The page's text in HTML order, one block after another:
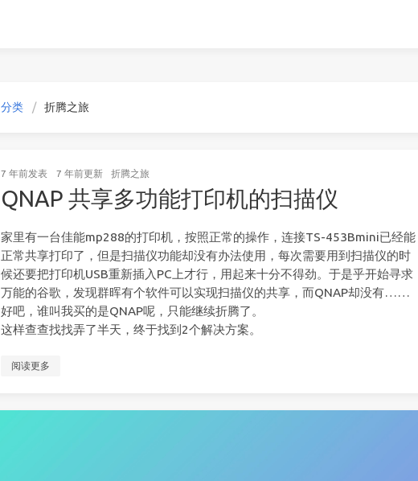
分类 折腾之旅
7 年前发表 7 年前更新 折腾之旅
QNAP 共享多功能打印机的扫描仪
家里有一台佳能mp288的打印机，按照正常的操作，连接TS-453Bmini已经能
正常共享打印了，但是扫描仪功能却没有办法使用，每次需要用到扫描仪的时
候还要把打印机USB重新插入PC上才行，用起来十分不得劲。于是乎开始寻求
万能的谷歌，发现群晖有个软件可以实现扫描仪的共享，而QNAP却没有……
好吧，谁叫我买的是QNAP呢，只能继续折腾了。
这样查查找找弄了半天，终于找到2个解决方案。
阅读更多